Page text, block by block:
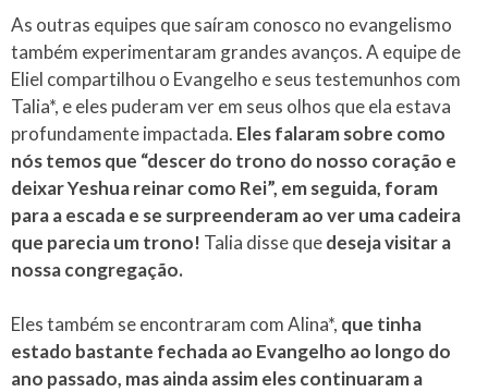
As outras equipes que saíram conosco no evangelismo
também experimentaram grandes avanços. A equipe de
Eliel compartilhou o Evangelho e seus testemunhos com
Talia*, e eles puderam ver em seus olhos que ela estava
profundamente impactada. Eles falaram sobre como
nós temos que “descer do trono do nosso coração e
deixar Yeshua reinar como Rei”, em seguida, foram
para a escada e se surpreenderam ao ver uma cadeira
que parecia um trono! Talia disse quedeseja visitar a
nossa congregação.
Eles também se encontraram com Alina*, que tinha
estado bastante fechada ao Evangelho ao longo do
ano passado, mas ainda assim eles continuaram a